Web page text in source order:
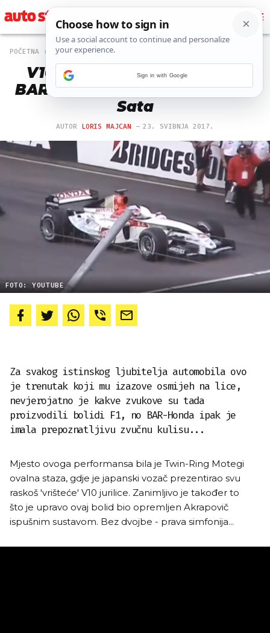
POČETNA OFF
V10 simfonija: Ovako 'vrišti'
BAR-Honda u rukama Takume
Sata
AUTOR LORIS MAJCAN 23. SVIBNJA 2017.
FOTO: YOUTUBE
Za svakog istinskog ljubitelja automobila ovo
je trenutak koji mu izazove osmijeh na lice,
nevjerojatno je kakve zvukove su tada
proizvodili bolidi F1, no BAR-Honda ipak je
imala prepoznatljivu zvučnu kulisu...
Mjesto ovoga performansa bila je Twin-Ring Motegi
ovalna staza, gdje je japanski vozač prezentirao svu
raskoš 'vrišteće' V10 jurilice. Zanimljivo je također to
što je upravo ovaj bolid bio opremljen Akrapovič
ispušnim sustavom. Bez dvojbe - prava simfonija...
Sign in with Google